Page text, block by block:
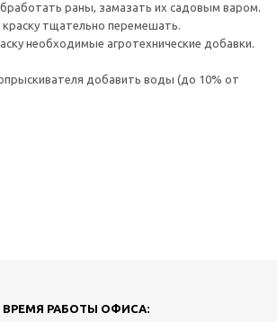
раны, замазать их садовым варом.
тщательно перемешать.
необходимые агротехнические добавки.
добавить воды (до 10% от
ВРЕМЯ РАБОТЫ ОФИСА: